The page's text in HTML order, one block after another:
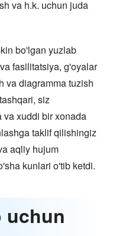
va h.k. uchun juda
bo'lgan yuzlab
fasilitatsiya, g'oyalar
va diagramma tuzish
siz
xuddi bir xonada
taklif qilishingiz
aqliy hujum
kunlari o'tib ketdi.
uchun